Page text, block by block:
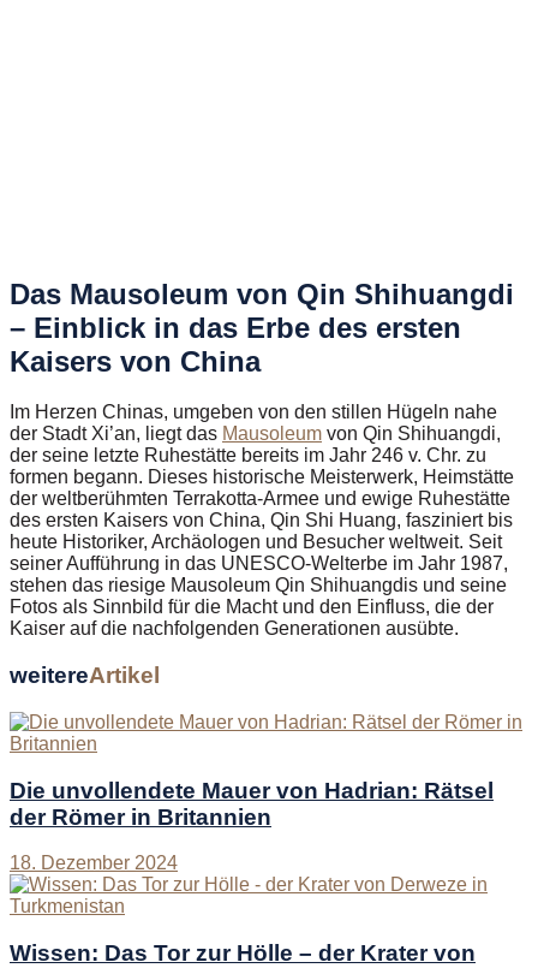
Das Mausoleum von Qin Shihuangdi
– Einblick in das Erbe des ersten
Kaisers von China
Im Herzen Chinas, umgeben von den stillen Hügeln nahe
der Stadt Xi’an, liegt das Mausoleum von Qin Shihuangdi,
der seine letzte Ruhestätte bereits im Jahr 246 v. Chr. zu
formen begann. Dieses historische Meisterwerk, Heimstätte
der weltberühmten Terrakotta-Armee und ewige Ruhestätte
des ersten Kaisers von China, Qin Shi Huang, fasziniert bis
heute Historiker, Archäologen und Besucher weltweit. Seit
seiner Aufführung in das UNESCO-Welterbe im Jahr 1987,
stehen das riesige Mausoleum Qin Shihuangdis und seine
Fotos als Sinnbild für die Macht und den Einfluss, die der
Kaiser auf die nachfolgenden Generationen ausübte.
weitereArtikel
Die unvollendete Mauer von Hadrian: Rätsel
der Römer in Britannien
18. Dezember 2024
Wissen: Das Tor zur Hölle – der Krater von